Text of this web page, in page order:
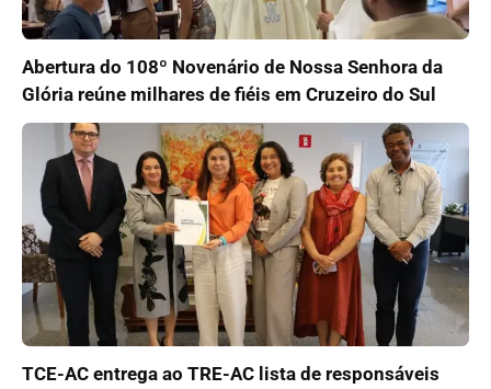
Abertura do 108º Novenário de Nossa Senhora da
Glória reúne milhares de fiéis em Cruzeiro do Sul
TCE-AC entrega ao TRE-AC lista de responsáveis